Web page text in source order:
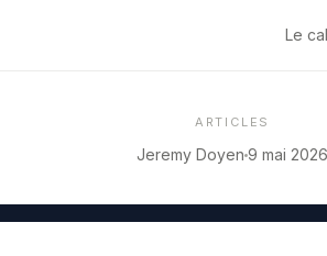
Le
ARTICLES
Jeremy Doyen 9 mai 2026